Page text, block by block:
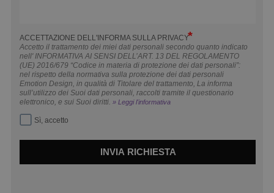
ACCETTAZIONE DELL'INFORMA SULLA PRIVACY
Accetto il trattamento dei miei dati personali secondo quanto indicato
nell' INFORMATIVA AI SENSI DELL’ART. 13 DEL REGOLAMENTO
(UE) 2016/679 “Codice in materia di protezione dei dati personali”:
nel rispetto della normativa sulla protezione dei dati personali
Emotion Design, in qualità di Titolare del trattamento, La informa
sull’utilizzo dei Suoi dati personali, raccolti tramite il questionario
elettronico, e sui Suoi diritti.» Leggi l'informativa
Sì, accetto
INVIA RICHIESTA